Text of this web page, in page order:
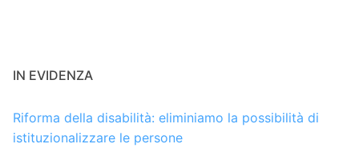
IN EVIDENZA
Riforma della disabilità: eliminiamo la possibilità di
istituzionalizzare le persone